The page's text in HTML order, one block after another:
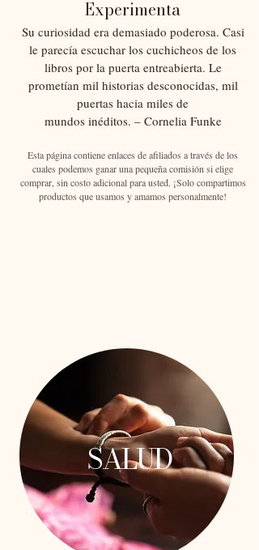
Experimenta
Su curiosidad era demasiado poderosa. Casi
le parecía escuchar los cuchicheos de los
libros por la puerta entreabierta. Le
prometían mil historias desconocidas, mil
puertas hacia miles de
mundos inéditos. – Cornelia Funke
Esta página contiene enlaces de afiliados a través de los
cuales podemos ganar una pequeña comisión si elige
comprar, sin costo adicional para usted. ¡Solo compartimos
productos que usamos y amamos personalmente!
SALUD